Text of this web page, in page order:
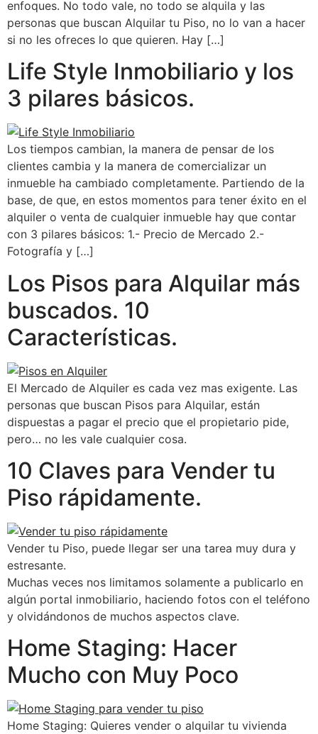
enfoques. No todo vale, no todo se alquila y las
personas que buscan Alquilar tu Piso, no lo van a hacer
si no les ofreces lo que quieren. Hay […]
Life Style Inmobiliario y los
3 pilares básicos.
Los tiempos cambian, la manera de pensar de los
clientes cambia y la manera de comercializar un
inmueble ha cambiado completamente. Partiendo de la
base, de que, en estos momentos para tener éxito en el
alquiler o venta de cualquier inmueble hay que contar
con 3 pilares básicos: 1.- Precio de Mercado 2.-
Fotografía y […]
Los Pisos para Alquilar más
buscados. 10
Características.
El Mercado de Alquiler es cada vez mas exigente. Las
personas que buscan Pisos para Alquilar, están
dispuestas a pagar el precio que el propietario pide,
pero… no les vale cualquier cosa.
10 Claves para Vender tu
Piso rápidamente.
Vender tu Piso, puede llegar ser una tarea muy dura y
estresante.
Muchas veces nos limitamos solamente a publicarlo en
algún portal inmobiliario, haciendo fotos con el teléfono
y olvidándonos de muchos aspectos clave.
Home Staging: Hacer
Mucho con Muy Poco
Home Staging: Quieres vender o alquilar tu vivienda